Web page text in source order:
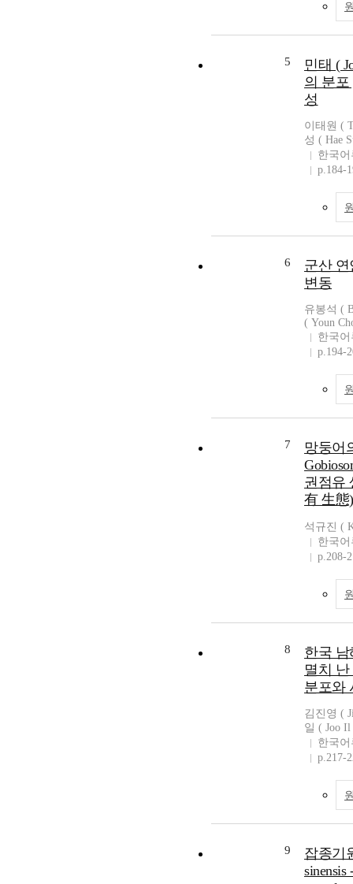
5
민태 (
의 분포
성
이태원 (
성 ( Hae
한국
p.184-
6
군산
변동
유봉석 (
( Youn
한국
p.194-
7
망둥어
권점유
有 生態)
석규진 (
한국
p.208-
8
한국 남
멸치
분포와
김진영 (
일 ( Joo
한국
p.217-
9
잡종기
sinensis